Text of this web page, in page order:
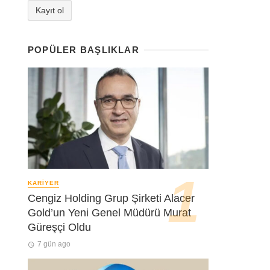
POPÜLER BAŞLIKLAR
KARIYER
Cengiz Holding Grup Şirketi Alacer
Gold’un Yeni Genel Müdürü Murat
Güreşçi Oldu
7 gün ago